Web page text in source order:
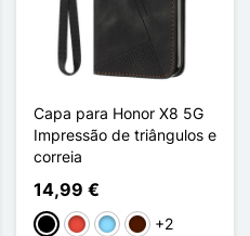
Capa para Honor X8 5G
Impressão de triângulos e
correia
14,99 €
PretoVermelhoAzul Claro
Castanho escuro
+2